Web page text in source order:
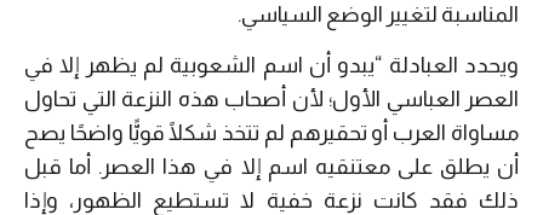
المناسبة لتغيير الوضع السياسي.
ويحدد العبادلة “يبدو أن اسم الشعوبية لم يظهر إلا في
العصر العباسي الأول؛ لأن أصحاب هذه النزعة التي تحاول
مساواة العرب أو تحقيرهم لم تتخذ شكلًا قويًّا واضحًا يصح
أن يطلق على معتنقيه اسم إلا في هذا العصر. أما قبل
ذلك فقد كانت نزعة خفية لا تستطيع الظهور، وإذا